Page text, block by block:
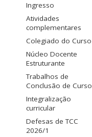
Ingresso
Atividades
complementares
Colegiado do Curso
Núcleo Docente
Estruturante
Trabalhos de
Conclusão de Curso
Integralização
curricular
Defesas de TCC
2026/1